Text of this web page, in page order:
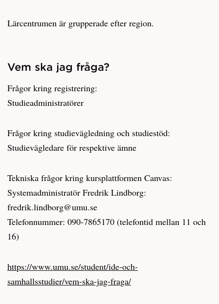
Lärcentrumen är grupperade efter region.
Vem ska jag fråga?
Frågor kring registrering:
Studieadministratörer
Frågor kring studievägledning och studiestöd:
Studievägledare för respektive ämne
Tekniska frågor kring kursplattformen Canvas:
Systemadministratör Fredrik Lindborg:
fredrik.lindborg@umu.se
Telefonnummer: 090-7865170 (telefontid mellan 11 och
16)
https://www.umu.se/student/ide-och-
samhallsstudier/vem-ska-jag-fraga/